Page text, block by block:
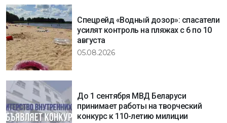
Спецрейд «Водный дозор»: спасатели
усилят контроль на пляжах с 6 по 10
августа
05.08.2026
До 1 сентября МВД Беларуси
принимает работы на творческий
конкурс к 110-летию милиции